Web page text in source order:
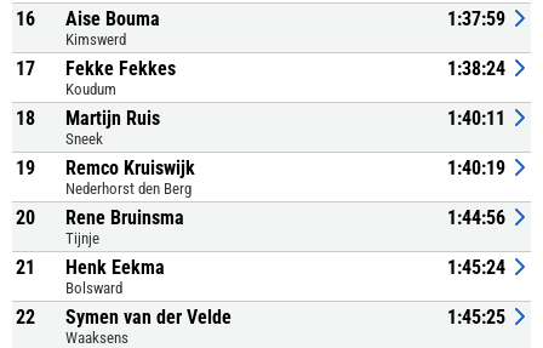
16 Aise Bouma
Kimswerd
1:37:59
17 Fekke Fekkes
Koudum
1:38:24
18 Martijn Ruis
Sneek
1:40:11
19 Remco Kruiswijk
Nederhorst den Berg
1:40:19
20 Rene Bruinsma
Tijnje
1:44:56
21 Henk Eekma
Bolsward
1:45:24
22 Symen van der Velde
Waaksens
1:45:25